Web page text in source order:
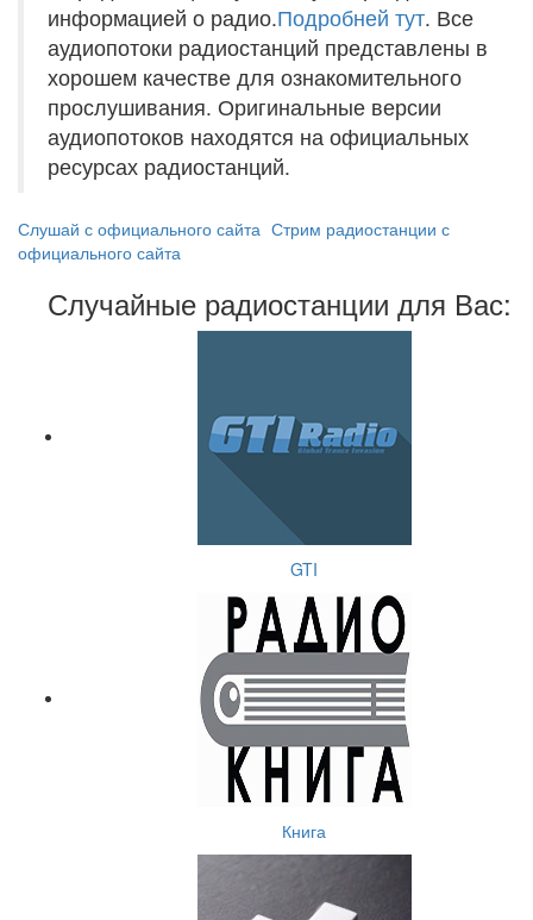
информацией о радио.Подробней тут. Все
аудиопотоки радиостанций представлены в
хорошем качестве для ознакомительного
прослушивания. Оригинальные версии
аудиопотоков находятся на официальных
ресурсах радиостанций.
Слушай с официального сайта Стрим радиостанции с
официального сайта
Случайные радиостанции для Вас:
GTI
Книга